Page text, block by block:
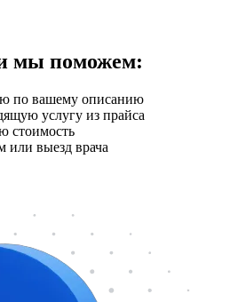
мы поможем:
по вашему описанию
услугу из прайса
стоимость
или выезд врача